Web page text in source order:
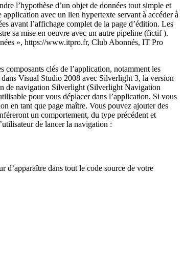
l’hypothèse d’un objet de données tout simple et
avec un lien hypertexte servant à accéder à
avant l’affichage complet de la page d’édition. Les
sa mise en oeuvre avec un autre pipeline (fictif ).
», https://www.itpro.fr, Club Abonnés, IT Pro
clés de l’application, notamment les
dans Visual Studio 2008 avec Silverlight 3, la version
de navigation Silverlight (Silverlight Navigation
pour vous déplacer dans l’application. Si vous
en tant que page maître. Vous pouvez ajouter des
un comportement, du type précédent et
de lancer la navigation :
dans tout le code source de votre